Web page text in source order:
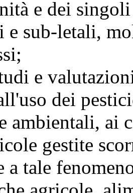
e dei
e sub-letali,
e
dei
ambientali, ai
gestite
a tale